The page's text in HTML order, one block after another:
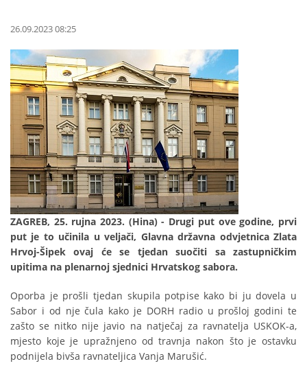
26.09.2023 08:25
ZAGREB, 25. rujna 2023. (Hina) - Drugi put ove godine, prvi
put je to učinila u veljači, Glavna državna odvjetnica Zlata
Hrvoj-Šipek ovaj će se tjedan suočiti sa zastupničkim
upitima na plenarnoj sjednici Hrvatskog sabora.
Oporba je prošli tjedan skupila potpise kako bi ju dovela u
Sabor i od nje čula kako je DORH radio u prošloj godini te
zašto se nitko nije javio na natječaj za ravnatelja USKOK-a,
mjesto koje je upražnjeno od travnja nakon što je ostavku
podnijela bivša ravnateljica Vanja Marušić.